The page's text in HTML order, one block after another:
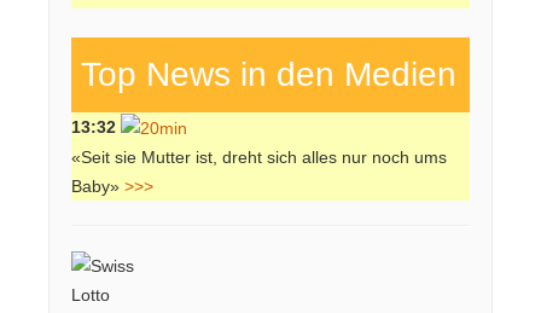
Top News in den Medien
13:32
«Seit sie Mutter ist, dreht sich alles nur noch ums
Baby» >>>